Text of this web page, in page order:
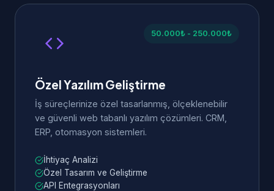
50.000₺ - 250.000₺
Özel Yazılım Geliştirme
İş süreçlerinize özel tasarlanmış, ölçeklenebilir
ve güvenli web tabanlı yazılım çözümleri. CRM,
ERP, otomasyon sistemleri.
İhtiyaç Analizi
Özel Tasarım ve Geliştirme
API Entegrasyonları